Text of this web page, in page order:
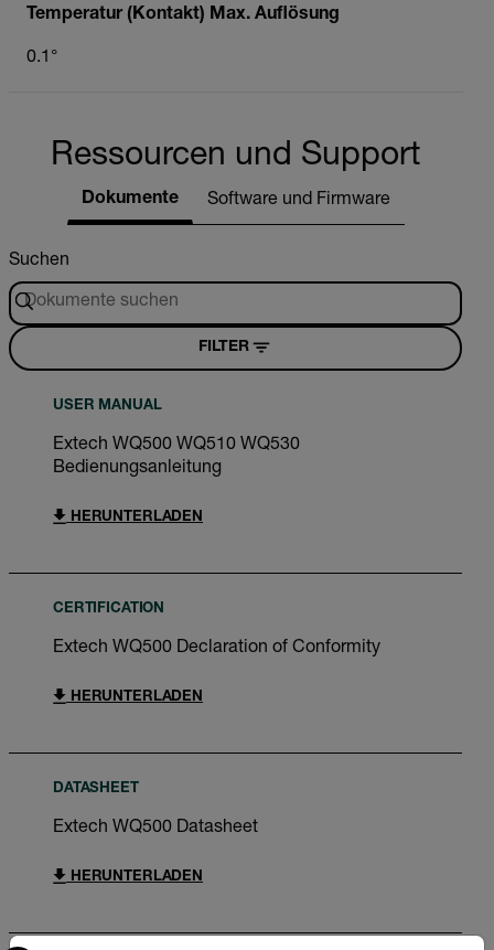
Temperatur (Kontakt) Max. Auflösung
0.1°
Ressourcen und Support
Dokumente Software und Firmware
Suchen
FILTER
USER MANUAL
Extech WQ500 WQ510 WQ530
Bedienungsanleitung
HERUNTERLADEN
CERTIFICATION
Extech WQ500 Declaration of Conformity
HERUNTERLADEN
DATASHEET
Extech WQ500 Datasheet
HERUNTERLADEN
Select your preferred country and language from the